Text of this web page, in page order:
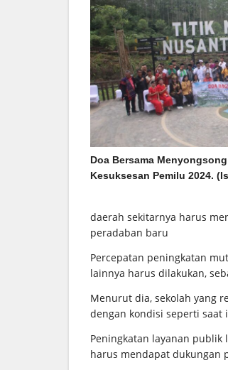
Doa Bersama
Kesuksesan Pemilu 2024.
daerah sekitarnya harus
peradaban baru
Percepatan peningkatan
lainnya harus dilakukan,
Menurut dia, sekolah yang
dengan kondisi seperti saat
Peningkatan layanan publik
harus mendapat dukungan